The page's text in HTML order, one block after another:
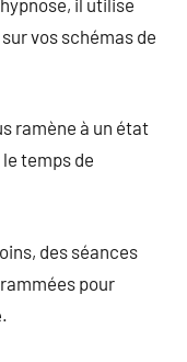
vos schémas de
ramène à un état
temps de
des séances
pour